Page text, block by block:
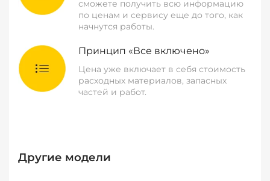
сможете получить всю информацию
по ценам и сервису еще до того, как
начнутся работы.
Принцип «Все включено»
Цена уже включает в себя стоимость
расходных материалов, запасных
частей и работ.
Другие модели